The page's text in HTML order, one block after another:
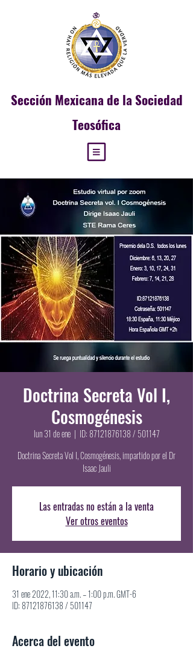
Sección Mexicana de la Sociedad
Teosófica
Doctrina Secreta Vol I,
Cosmogénesis
lun 31 de ene
  |
ID: 87121876138 / 501147
Doctrina Secreta Vol I, Cosmogénesis, impartido por el Dr
Isaac Jauli
Las entradas no están a la venta
Ver otros eventos
Horario y ubicación
31 ene 2022, 11:30 a.m. – 1:00 p.m. GMT-6
ID: 87121876138 / 501147
Acerca del evento